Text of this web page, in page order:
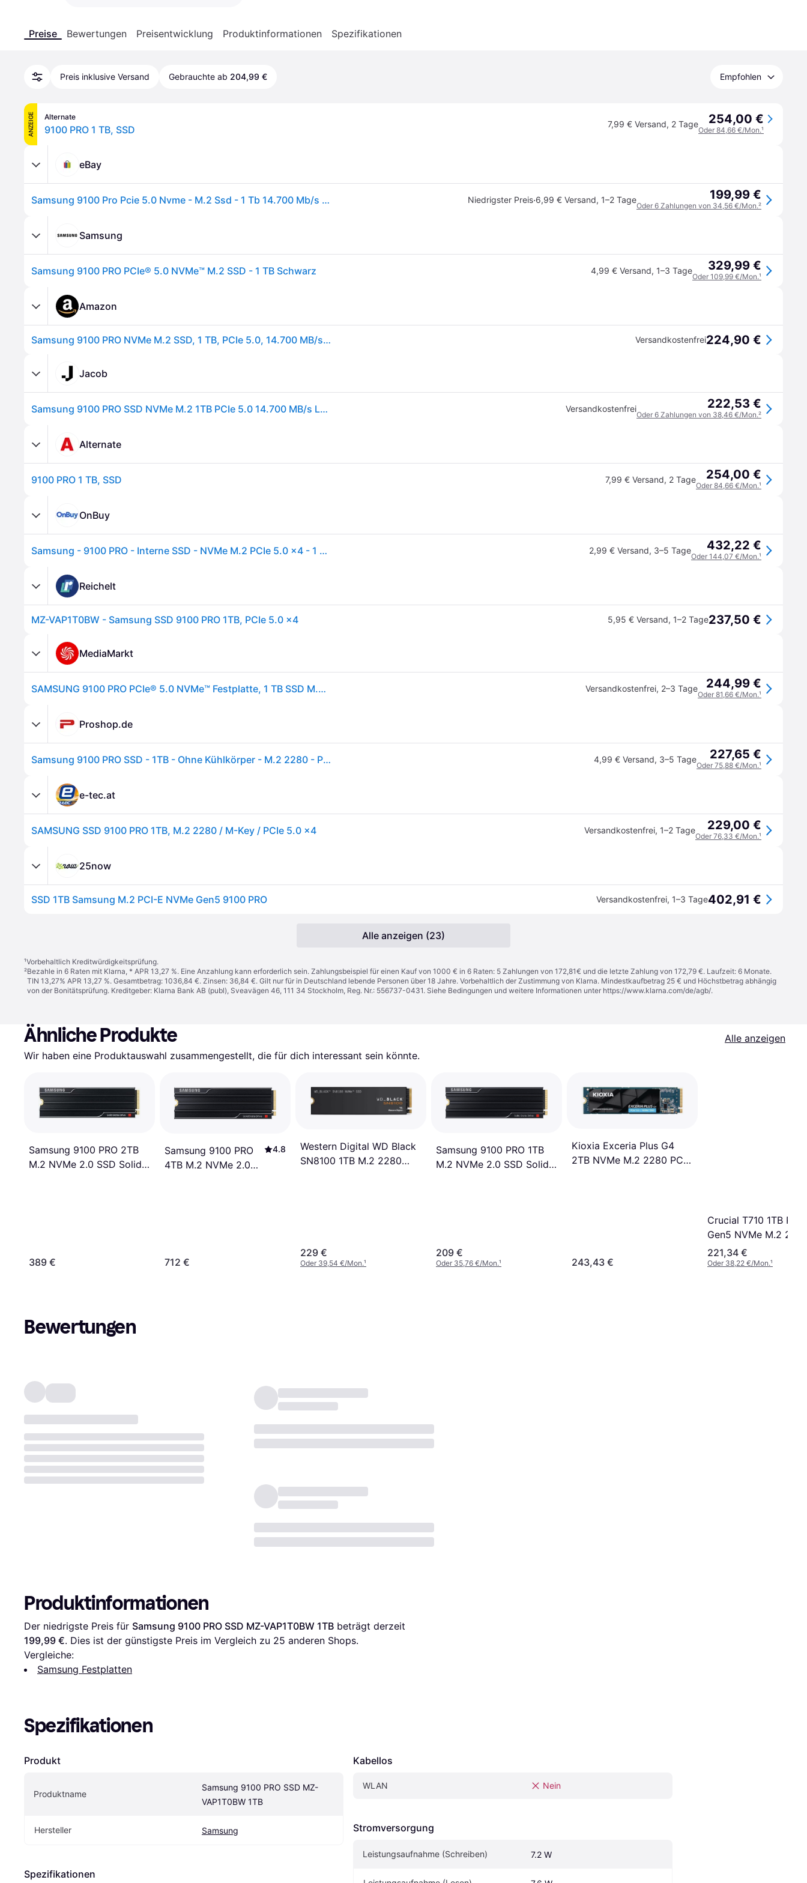
Preise Bewertungen Preisentwicklung Produktinformationen Spezifikationen
Preis inklusive Versand Gebrauchte ab 204,99 € Empfohlen
ANZEIGE Alternate
9100 PRO 1 TB, SSD 7,99 € Versand, 2 Tage 254,00 €
Oder 84,66 €/Mon.¹
eBay
Samsung 9100 Pro Pcie 5.0 Nvme - M.2 Ssd - 1 Tb 14.700 Mb/s Lesen, Interne Ssd Niedrigster Preis·6,99 € Versand, 1–2 Tage 199,99 €
Oder 6 Zahlungen von 34,56 €/Mon.²
Samsung
Samsung 9100 PRO PCIe® 5.0 NVMe™ M.2 SSD - 1 TB Schwarz 4,99 € Versand, 1–3 Tage 329,99 €
Oder 109,99 €/Mon.¹
Amazon
Samsung 9100 PRO NVMe M.2 SSD, 1 TB, PCIe 5.0, 14.700 MB/s Lesen, 13.300 MB/s Schreiben, Interne SSD für Gaming, Videobearbeitung und AI, Schwarz, MZ-VAP1T0BW Versandkostenfrei224,90 €
Jacob
Samsung 9100 PRO SSD NVMe M.2 1TB PCIe 5.0 14.700 MB/s Lesen 13.300 Schreiben Interne (MZ-VAP1T0BW) Versandkostenfrei 222,53 €
Oder 6 Zahlungen von 38,46 €/Mon.²
Alternate
9100 PRO 1 TB, SSD 7,99 € Versand, 2 Tage 254,00 €
Oder 84,66 €/Mon.¹
OnBuy
Samsung - 9100 PRO - Interne SSD - NVMe M.2 PCIe 5.0 x4 - 1 To - Les vitesses de lecture atteignent jusqu'à 14 800 Mo/s - MZ-VAP1T0BW 2,99 € Versand, 3–5 Tage 432,22 €
Oder 144,07 €/Mon.¹
Reichelt
MZ-VAP1T0BW - Samsung SSD 9100 PRO 1TB, PCIe 5.0 x4 5,95 € Versand, 1–2 Tage237,50 €
MediaMarkt
SAMSUNG 9100 PRO PCIe® 5.0 NVMe™ Festplatte, 1 TB SSD M.2 via PCIe, intern Versandkostenfrei, 2–3 Tage 244,99 €
Oder 81,66 €/Mon.¹
Proshop.de
Samsung 9100 PRO SSD - 1TB - Ohne Kühlkörper - M.2 2280 - PCIe 5.0 4,99 € Versand, 3–5 Tage 227,65 €
Oder 75,88 €/Mon.¹
e-tec.at
SAMSUNG SSD 9100 PRO 1TB, M.2 2280 / M-Key / PCIe 5.0 x4 Versandkostenfrei, 1–2 Tage 229,00 €
Oder 76,33 €/Mon.¹
25now
SSD 1TB Samsung M.2 PCI-E NVMe Gen5 9100 PRO Versandkostenfrei, 1–3 Tage402,91 €
Alle anzeigen (23)
¹Vorbehaltlich Kreditwürdigkeitsprüfung.
²Bezahle in 6 Raten mit Klarna, * APR 13,27 %. Eine Anzahlung kann erforderlich sein. Zahlungsbeispiel für einen Kauf von 1000 € in 6 Raten: 5 Zahlungen von 172,81€ und die letzte Zahlung von 172,79 €. Laufzeit: 6 Monate.
TIN 13,27% APR 13,27 %. Gesamtbetrag: 1036,84 €. Zinsen: 36,84 €. Gilt nur für in Deutschland lebende Personen über 18 Jahre. Vorbehaltlich der Zustimmung von Klarna. Mindestkaufbetrag 25 € und Höchstbetrag abhängig
von der Bonitätsprüfung. Kreditgeber: Klarna Bank AB (publ), Sveavägen 46, 111 34 Stockholm, Reg. Nr.: 556737-0431. Siehe Bedingungen und weitere Informationen unter https://www.klarna.com/de/agb/.
Ähnliche Produkte
Alle anzeigen
Wir haben eine Produktauswahl zusammengestellt, die für dich interessant sein könnte.
Samsung 9100 PRO 2TB
M.2 NVMe 2.0 SSD Solid
389 €
Samsung 9100 PRO
4TB M.2 NVMe 2.0
4.8
712 €
Western Digital WD Black
SN8100 1TB M.2 2280
229 €
Oder 39,54 €/Mon.¹
Samsung 9100 PRO 1TB
M.2 NVMe 2.0 SSD Solid
209 €
Oder 35,76 €/Mon.¹
Kioxia Exceria Plus G4
2TB NVMe M.2 2280 PCIe
243,43 €
Crucial T710 1TB PCIe
Gen5 NVMe M.2
SSD
221,34 €
Oder 38,22 €/Mon.¹
Bewertungen
Produktinformationen
Der niedrigste Preis für Samsung 9100 PRO SSD MZ-VAP1T0BW 1TB
199,99 €. Dies ist der günstigste Preis im Vergleich zu 25 anderen Shops.
Vergleiche:
Samsung Festplatten
Spezifikationen
Produkt
Produktname
Samsung 9100 PRO SSD MZ-
VAP1T0BW 1TB
Hersteller Samsung
Spezifikationen
Kabellos
WLAN Nein
Stromversorgung
Leistungsaufnahme (Schreiben) 7.2 W